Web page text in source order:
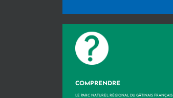
COMPRENDRE
LE PARC NATUREL RÉGIONAL DU GÂTINAIS FRANÇAIS